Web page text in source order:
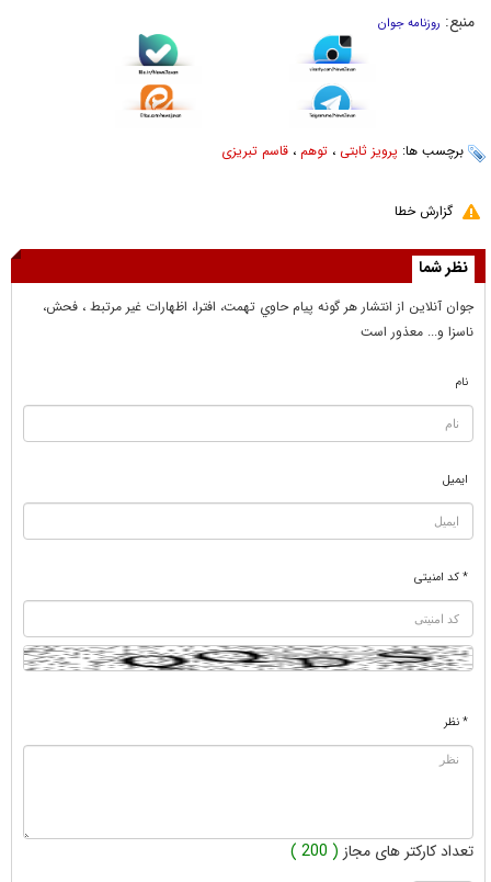
منبع: روزنامه جوان
برچسب ها: پرویز ثابتی ، توهم ، قاسم تبریزی
گزارش خطا
نظر شما
جوان آنلاين از انتشار هر گونه پيام حاوي تهمت، افترا، اظهارات غير مرتبط ، فحش،
ناسزا و... معذور است
نام
ایمیل
* کد امنیتی
* نظر
تعداد کارکتر های مجاز ( 200 )